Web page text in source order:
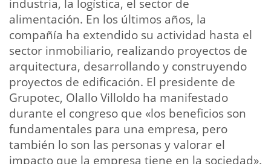
industria, la logística, el sector de
alimentación. En los últimos años, la
compañía ha extendido su actividad hasta el
sector inmobiliario, realizando proyectos de
arquitectura, desarrollando y construyendo
proyectos de edificación. El presidente de
Grupotec, Olallo Villoldo ha manifestado
durante el congreso que «los beneficios son
fundamentales para una empresa, pero
también lo son las personas y valorar el
impacto que la empresa tiene en la sociedad».